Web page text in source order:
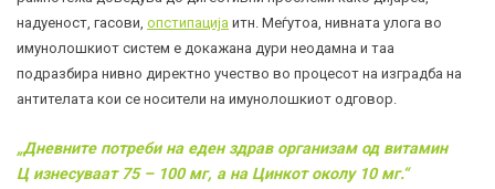
надуеност, гасови, опстипација итн. Меѓутоа, нивната улога во
имунолошкиот систем е докажана дури неодамна и таа
подразбира нивно директно учество во процесот на изградба на
антителата кои се носители на имунолошкиот одговор.
„Дневните потреби на еден здрав организам од витамин
Ц изнесуваат 75 – 100 мг, а на Цинкот околу 10 мг.“